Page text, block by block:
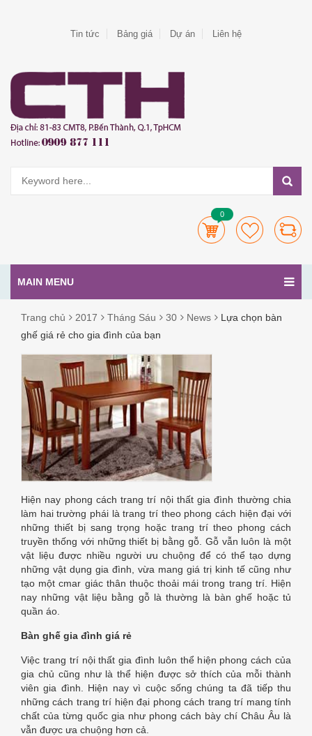
Tin tức Bảng giá Dự án Liên hệ
0
MAIN MENU
Trang chủ 2017 Tháng Sáu 30 News
Lựa chọn bàn
ghế giá rẻ cho gia đình của bạn
CHỌN
BÀN
GHẾ
GIÁ
RẺ
CHO
GIA
ĐÌNH
CỦA
BẠN
Hiện nay phong cách trang trí nội thất gia đình thường chia
làm hai trường phái là trang trí theo phong cách hiện đại với
những thiết bị sang trọng hoặc trang trí theo phong cách
truyền thống với những thiết bị bằng gỗ. Gỗ vẫn luôn là một
vật liệu được nhiều người ưu chuộng để có thể tạo dựng
những vật dụng gia đình, vừa mang giá trị kinh tế cũng như
tạo một cmar giác thân thuộc thoải mái trong trang trí. Hiện
nay những vật liệu bằng gỗ là thường là bàn ghế hoặc tủ
quần áo.
Bàn ghế gia đình giá rẻ
Việc trang trí nội thất gia đình luôn thể hiện phong cách của
gia chủ cũng như là thể hiện được sở thích của mỗi thành
viên gia đình. Hiện nay vì cuộc sống chúng ta đã tiếp thu
những cách trang trí hiện đại phong cách trang trí mang tính
chất của từng quốc gia như phong cách bày chí Châu Âu là
vẫn được ưa chuộng hơn cả.